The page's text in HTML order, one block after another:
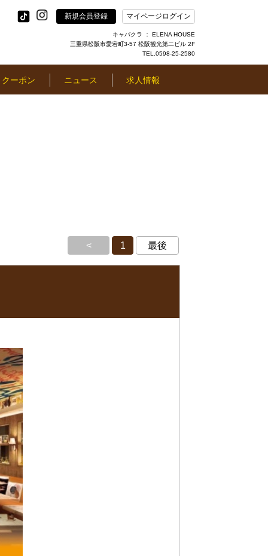
新規会員登録 マイページログイン
キャバクラ ： ELENA HOUSE
三重県松阪市愛宕町3-57 松阪観光第二ビル 2F
TEL.0598-25-2580
クーポン ニュース 求人情報
< 1 最後